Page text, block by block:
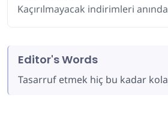
Kaçırılmayacak indirimleri
Editor's Words
Tasarruf etmek hiç bu kadar